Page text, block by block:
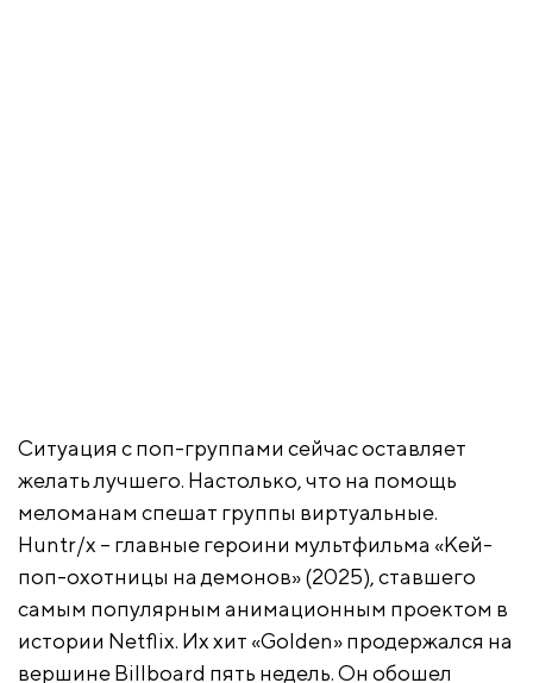
Ситуация с поп-группами сейчас оставляет
желать лучшего. Настолько, что на помощь
меломанам спешат группы виртуальные.
Huntr/x – главные героини мультфильма «Кей-
поп-охотницы на демонов» (2025), ставшего
самым популярным анимационным проектом в
истории Netflix. Их хит «Golden» продержался на
вершине Billboard пять недель. Он обошел